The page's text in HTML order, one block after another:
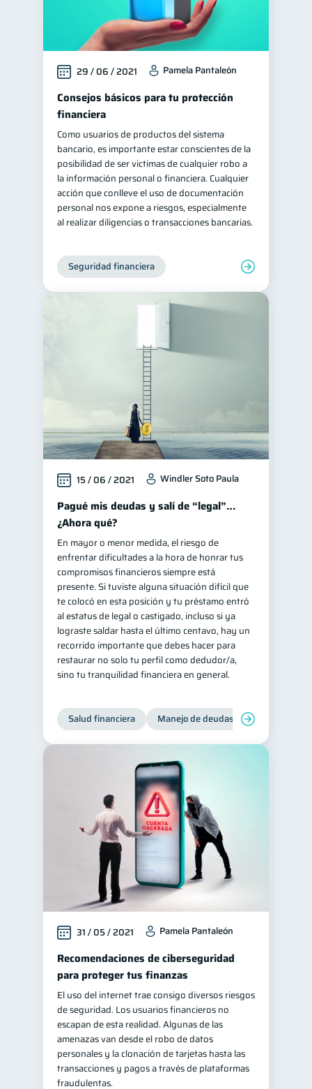
Finanzas Personales 1
Finanzas en Pareja 1
Información financiera 1
Salud mental 1 ahorro 1
Retiro Doble sueldo 1
Gasto responsable 1
información financiera
29 / 06 / 2021 Pamela Pantaleón
Consejos básicos para tu protección
financiera
Como usuarios de productos del sistema
bancario, es importante estar conscientes de la
posibilidad de ser victimas de cualquier robo a
la información personal o financiera. Cualquier
acción que conlleve el uso de documentación
personal nos expone a riesgos, especialmente
al realizar diligencias o transacciones bancarias.
Seguridad financiera
15 / 06 / 2021 Windler Soto Paula
Pagué mis deudas y salí de “legal”…
¿Ahora qué?
En mayor o menor medida, el riesgo de
enfrentar dificultades a la hora de honrar tus
compromisos financieros siempre está
presente. Si tuviste alguna situación difícil que
te colocó en esta posición y tu préstamo entró
al estatus de legal o castigado, incluso si ya
lograste saldar hasta el último centavo, hay un
recorrido importante que debes hacer para
restaurar no solo tu perfil como dedudor/a,
sino tu tranquilidad financiera en general.
Salud financiera Manejo de deudas
31 / 05 / 2021 Pamela Pantaleón
Recomendaciones de ciberseguridad
para proteger tus finanzas
El uso del internet trae consigo diversos riesgos
de seguridad. Los usuarios financieros no
escapan de esta realidad. Algunas de las
amenazas van desde el robo de datos
personales y la clonación de tarjetas hasta las
transacciones y pagos a través de plataformas
fraudulentas.